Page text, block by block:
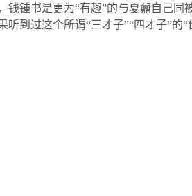
钱锺书是更为“有趣”的与夏鼐自己同
听到过这个所谓“三才子”“四才子”的